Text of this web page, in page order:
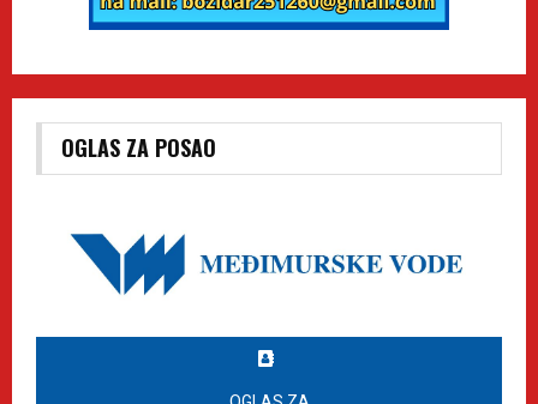
OGLAS ZA POSAO